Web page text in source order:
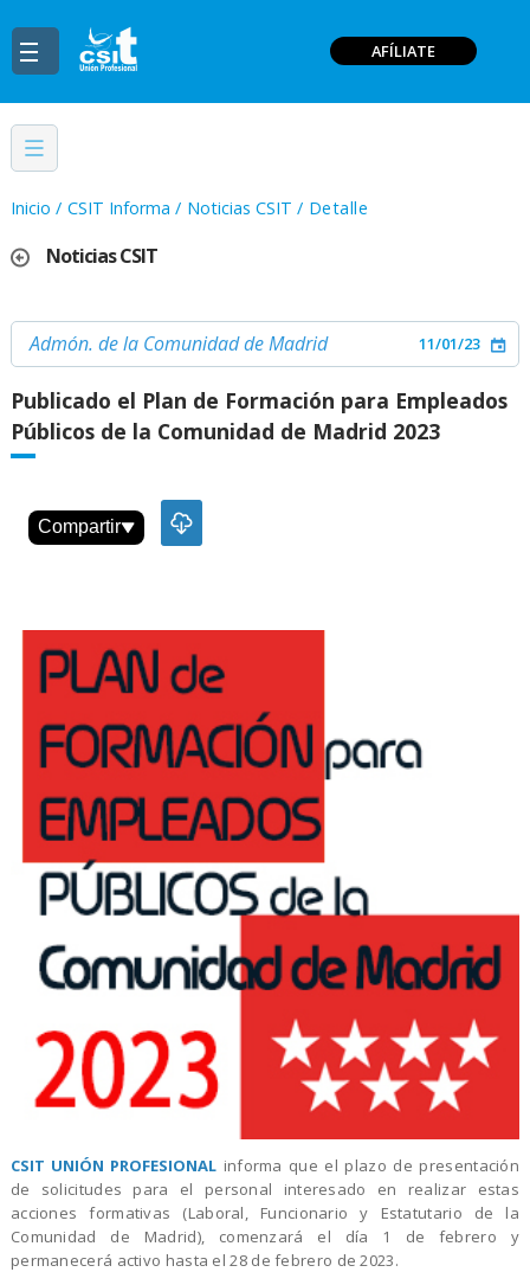
AFÍLIATE
Inicio / CSIT Informa / Noticias CSIT / Detalle
Noticias CSIT
Admón. de la Comunidad de Madrid 11/01/23
Publicado el Plan de Formación para Empleados
Públicos de la Comunidad de Madrid 2023
Compartir
CSIT UNIÓN PROFESIONAL informa que el plazo de presentación
de solicitudes para el personal interesado en realizar estas
acciones formativas (Laboral, Funcionario y Estatutario de la
Comunidad de Madrid), comenzará el día 1 de febrero y
permanecerá activo hasta el 28 de febrero de 2023.